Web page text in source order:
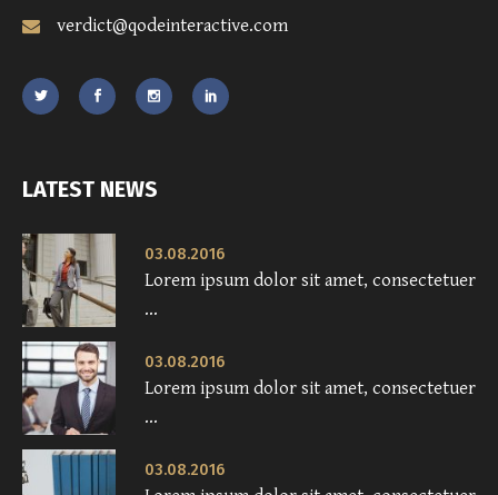
verdict@qodeinteractive.com
LATEST NEWS
03.08.2016
Lorem ipsum dolor sit amet, consectetuer
...
03.08.2016
Lorem ipsum dolor sit amet, consectetuer
...
03.08.2016